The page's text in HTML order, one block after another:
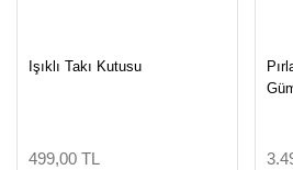
Işıklı Takı Kutusu
499,00 TL